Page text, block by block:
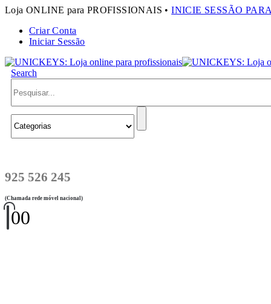
Loja ONLINE para PROFISSIONAIS •INICIE SESSÃO
Criar Conta
Iniciar Sessão
Search
925 526 245
(Chamada rede móvel nacional)
00